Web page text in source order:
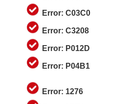
Error: C03C0
Error: C3208
Error: P012D
Error: P04B1
Error: 1276